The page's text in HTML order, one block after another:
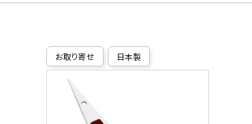
お取り寄せ 日本製